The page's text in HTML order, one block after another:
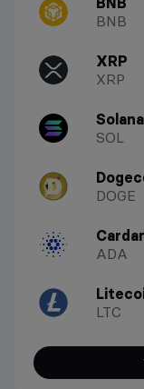
BNB
XRP
XRP
Solana
SOL
DOGE
ADA
LTC